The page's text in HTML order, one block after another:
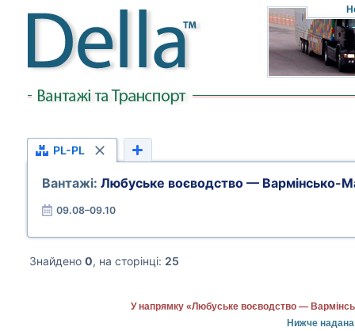
PL-PL
Вантажі: Любуське воєводство — Вармінсько-
09.08–09.10
Знайдено 0, на сторінці: 25
У напрямку «Любуське воєводство —
Нижче